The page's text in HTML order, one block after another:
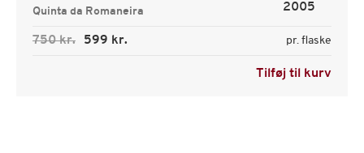
Quinta da Romaneira 2005
750 kr. 599 kr. pr. flaske
Tilføj til kurv